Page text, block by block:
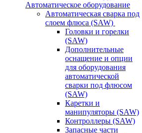
Автоматическое оборудование
Автоматическая сварка под
слоем флюса (SAW)
Головки и горелки
(SAW)
Дополнительные
оснащение и опции
для оборудования
автоматической
сварки под флюсом
(SAW)
Каретки и
манипуляторы (SAW)
Контроллеры (SAW)
Запасные части